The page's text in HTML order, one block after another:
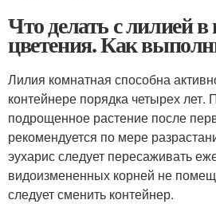
Что делать с лилией
цветения. Как
Лилия комнатная способна
контейнере порядка четырех лет.
подрощенное растение после
рекомендуется по мере
эухарис следует пересаживать
видоизмененных корней не
следует сменить контейнер.